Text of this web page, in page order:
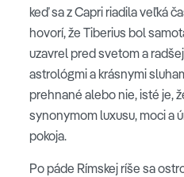
keď sa z Capri riadila veľká
hovorí, že Tiberius bol
uzavrel pred svetom a
astrológmi a krásnymi
prehnané alebo nie, isté je,
synonymom luxusu, moci a
pokoja.
Po páde Rímskej ríše sa